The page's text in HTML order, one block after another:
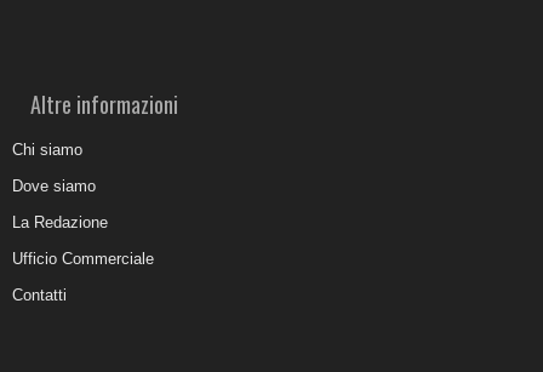
Altre informazioni
Chi siamo
Dove siamo
La Redazione
Ufficio Commerciale
Contatti